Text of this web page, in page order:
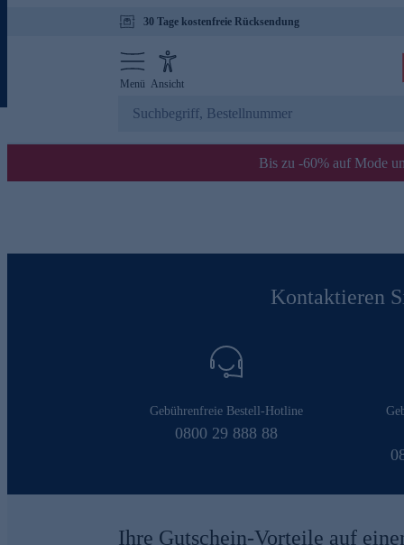
30 Tage kostenfreie Rücksendung
Menü Ansicht
Bis zu -60% auf Mode
Kontaktieren
Gebührenfreie Bestell-Hotline
0800 29 888 88
Ihre Gutschein-Vorteile auf